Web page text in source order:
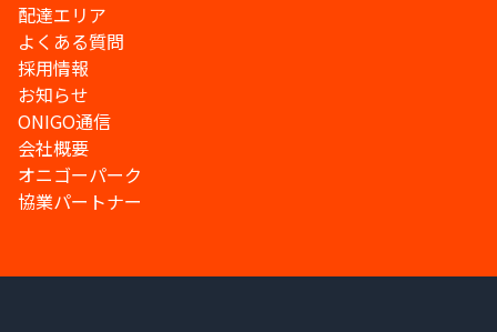
配達エリア
よくある質問
採用情報
お知らせ
ONIGO通信
会社概要
オニゴーパーク
協業パートナー